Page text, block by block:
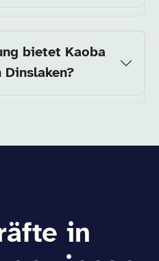
bietet Kaoba
in